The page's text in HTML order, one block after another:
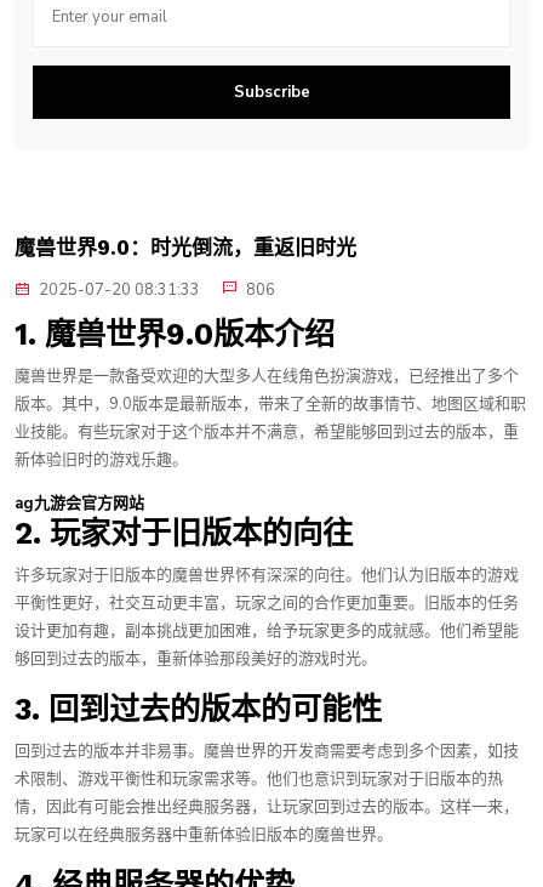
Subscribe
魔兽世界9.0：时光倒流，重返旧时光
2025-07-20 08:31:33 806
1. 魔兽世界9.0版本介绍
魔兽世界是一款备受欢迎的大型多人在线角色扮演游戏，已经推出了多个
版本。其中，9.0版本是最新版本，带来了全新的故事情节、地图区域和职
业技能。有些玩家对于这个版本并不满意，希望能够回到过去的版本，重
新体验旧时的游戏乐趣。
ag九游会官方网站
2. 玩家对于旧版本的向往
许多玩家对于旧版本的魔兽世界怀有深深的向往。他们认为旧版本的游戏
平衡性更好，社交互动更丰富，玩家之间的合作更加重要。旧版本的任务
设计更加有趣，副本挑战更加困难，给予玩家更多的成就感。他们希望能
够回到过去的版本，重新体验那段美好的游戏时光。
3. 回到过去的版本的可能性
回到过去的版本并非易事。魔兽世界的开发商需要考虑到多个因素，如技
术限制、游戏平衡性和玩家需求等。他们也意识到玩家对于旧版本的热
情，因此有可能会推出经典服务器，让玩家回到过去的版本。这样一来，
玩家可以在经典服务器中重新体验旧版本的魔兽世界。